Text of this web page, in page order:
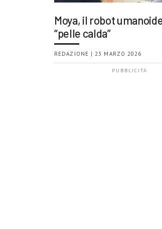
Moya, il robot
“pelle calda”
REDAZIONE | 23 MARZO 2026